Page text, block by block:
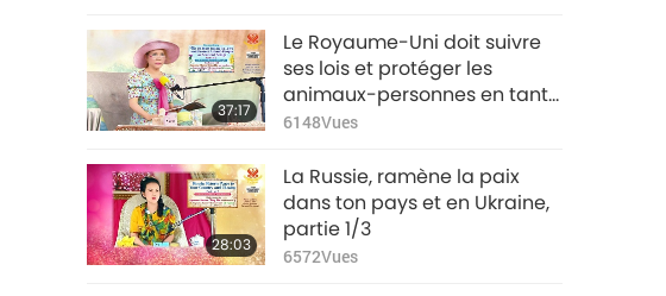
37:17
Le Royaume-Uni doit suivre
ses lois et protéger les
animaux-personnes en tant
qu’êtres sensibles, partie 1/2
6148Vues
28:03
La Russie, ramène la paix
dans ton pays et en Ukraine,
partie 1/3
6572Vues